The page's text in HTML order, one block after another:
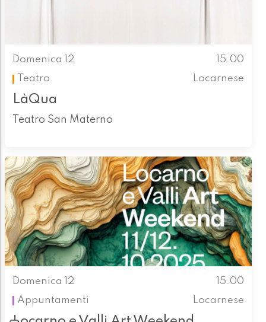
Domenica 12
15.00
Teatro
Locarnese
LàQua
Teatro San Materno
Domenica 12
15.00
Appuntamenti
Locarnese